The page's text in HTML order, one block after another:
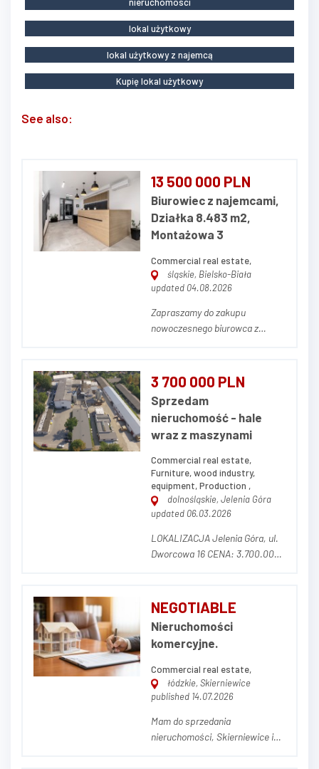
lokal użytkowy
lokal użytkowy z najemcą
Kupię lokal użytkowy
See also:
13 500 000 PLN
Biurowiec z najemcami,
Działka 8.483 m2,
Montażowa 3
Commercial real estate,
śląskie, Bielsko-Biała
updated 04.08.2026
Zapraszamy do zakupu
nowoczesnego biurowca z
Białej przy ul. Montażowej 3.
Cały kompleks położony jest na
działce o powierzchni 0,8483 ha
i składa się z 3 budynków:
Budynek główny, biurowy,...
3 700 000 PLN
Sprzedam
nieruchomość - hale
wraz z maszynami
Commercial real estate,
Furniture, wood industry,
equipment, Production ,
dolnośląskie, Jelenia Góra
updated 06.03.2026
LOKALIZACJA Jelenia Góra, ul.
Dworcowa 16 CENA: 3.700.000,
NIERUCHOMOŚCI Działka o
powierzchni 14.681 m² (w tym
3.320 m² dzierżawione od
prywatnego właściciela z
NEGOTIABLE
Nieruchomości
komercyjne.
Commercial real estate,
łódzkie, Skierniewice
published 14.07.2026
Mam do sprzedania
nieruchomości, Skierniewice i